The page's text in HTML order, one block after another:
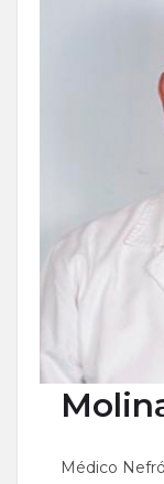
Médico